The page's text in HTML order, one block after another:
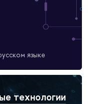
языке
технологии